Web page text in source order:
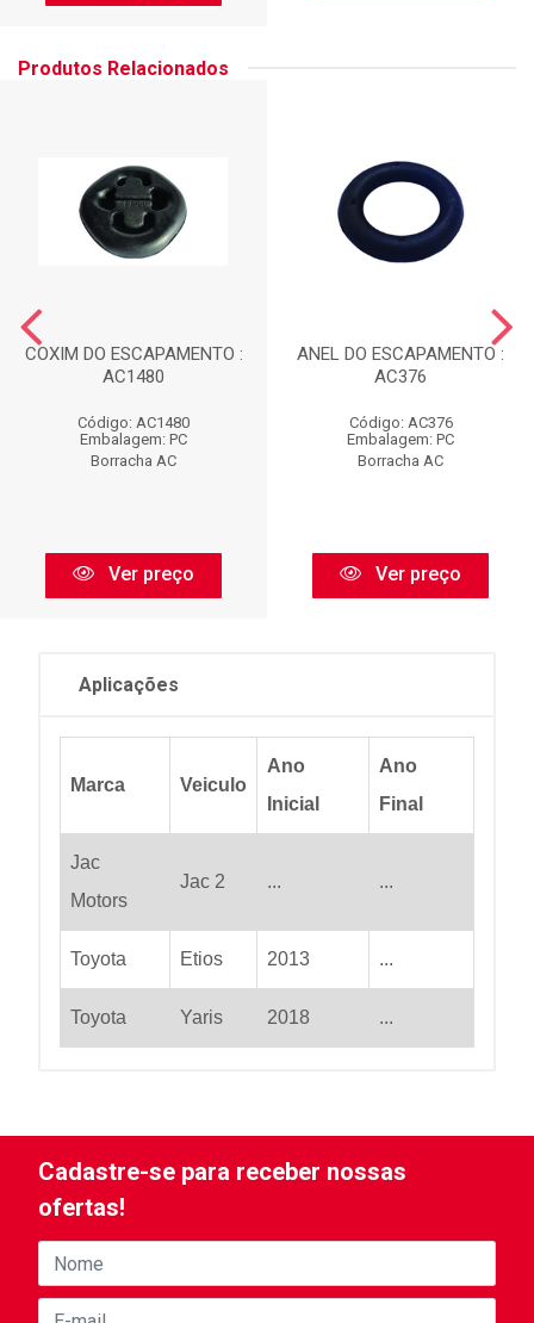
Produtos Relacionados
COXIM DO ESCAPAMENTO :
AC1480
Código: AC1480
Embalagem: PC
Borracha AC
Ver preço
ANEL DO ESCAPAMENTO :
AC376
Código: AC376
Embalagem: PC
Borracha AC
Ver preço
Aplicações
Marca Veiculo
Ano
Inicial
Ano
Final
Jac
Motors
Jac 2 ... ...
Toyota Etios 2013 ...
Toyota Yaris 2018 ...
Cadastre-se para receber nossas
ofertas!